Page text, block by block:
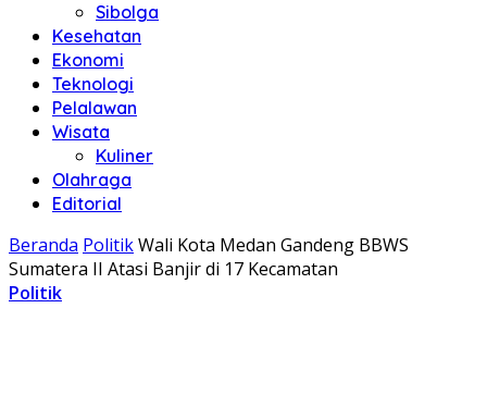
Sibolga
Kesehatan
Ekonomi
Teknologi
Pelalawan
Wisata
Kuliner
Olahraga
Editorial
Beranda PolitikWali Kota Medan Gandeng BBWS
Sumatera II Atasi Banjir di 17 Kecamatan
Politik